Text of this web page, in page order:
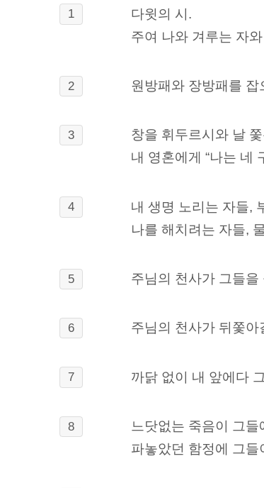
1
다윗의 시.
주여 나와 겨루는 자
2 원방패와 장방패를 잡
3
창을 휘두르시와 날
내 영혼에게 “나는 네
4
내 생명 노리는 자들,
나를 해치려는 자들,
5 주님의 천사가 그들을
6 주님의 천사가 뒤쫓아
7 까닭 없이 내 앞에다
8
느닷없는 죽음이 그
파놓았던 함정에 그들